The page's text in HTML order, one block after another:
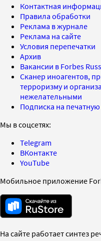
Контактная
Правила обработки
Реклама в журнале
Реклама на сайте
Условия перепечатки
Архив
Вакансии в Forbes
Сканер иноагентов,
терроризму и
нежелательными
Подписка на
Мы в соцсетях:
Telegram
ВКонтакте
YouTube
Мобильное приложение
На сайте работает синтез